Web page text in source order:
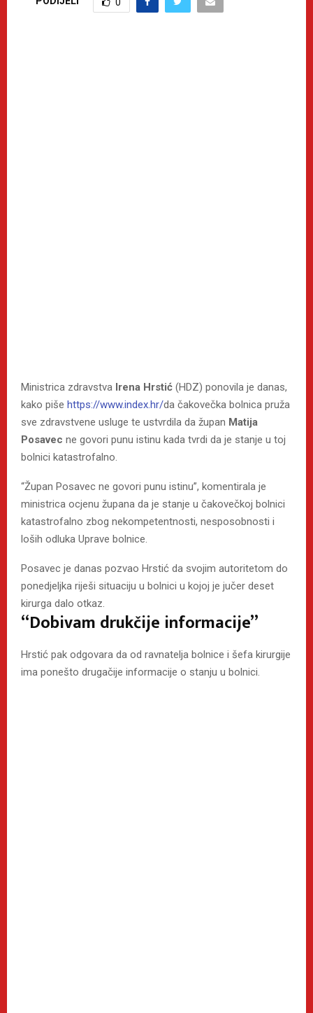
0
Ministrica zdravstva Irena Hrstić (HDZ) ponovila je danas,
kako piše https://www.index.hr/da čakovečka bolnica pruža
sve zdravstvene usluge te ustvrdila da župan Matija
Posavec ne govori punu istinu kada tvrdi da je stanje u toj
bolnici katastrofalno.
“Župan Posavec ne govori punu istinu”, komentirala je
ministrica ocjenu župana da je stanje u čakovečkoj bolnici
katastrofalno zbog nekompetentnosti, nesposobnosti i
loših odluka Uprave bolnice.
Posavec je danas pozvao Hrstić da svojim autoritetom do
ponedjeljka riješi situaciju u bolnici u kojoj je jučer deset
kirurga dalo otkaz.
“Dobivam drukčije informacije”
Hrstić pak odgovara da od ravnatelja bolnice i šefa kirurgije
ima ponešto drugačije informacije o stanju u bolnici.